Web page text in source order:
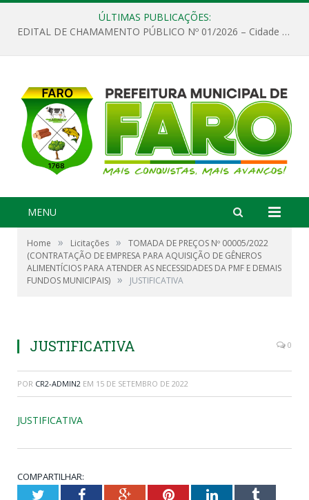
ÚLTIMAS PUBLICAÇÕES:
EDITAL DE CHAMAMENTO PÚBLICO Nº 01/2026 – Cidade de Faro
MENU
Home » Licitações »
TOMADA DE PREÇOS Nº 00005/2022
(CONTRATAÇÃO DE EMPRESA PARA AQUISIÇÃO DE GÊNEROS
ALIMENTÍCIOS PARA ATENDER AS NECESSIDADES DA PMF E DEMAIS
FUNDOS MUNICIPAIS) » JUSTIFICATIVA
JUSTIFICATIVA 0
POR CR2-ADMIN2 EM 15 DE SETEMBRO DE 2022
JUSTIFICATIVA
COMPARTILHAR:
TwitterFacebookGoogle+PinterestLinkedInTumblr